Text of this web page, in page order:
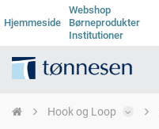
Hjemmeside
Webshop
Børneprodukter
Institutioner
Hook og Loop